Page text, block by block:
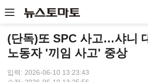
(단독)또 SPC 사고…샤니
노동자 '끼임 사고' 중상
입력: 2026-06-10 13:23:43